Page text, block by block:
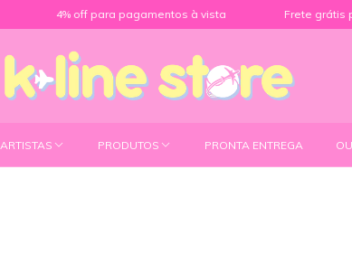
4% off para pagamentos à vista Frete grátis
ARTISTAS PRODUTOS PRONTA ENTREGA